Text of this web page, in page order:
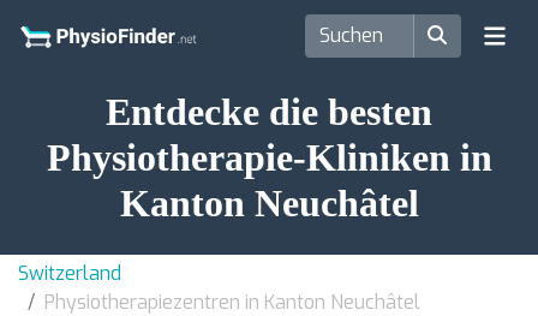
Entdecke die besten
Physiotherapie-Kliniken in
Kanton Neuchâtel
Switzerland
Physiotherapiezentren in Kanton Neuchâtel